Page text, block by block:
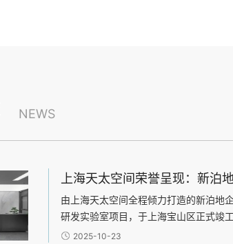
NEWS
由上海天太空间全程倾力打造的新泊地
研发实验室项目，于上海宝山区正式竣
项目总面积达4500平方米，是天太空间
2025-10-23